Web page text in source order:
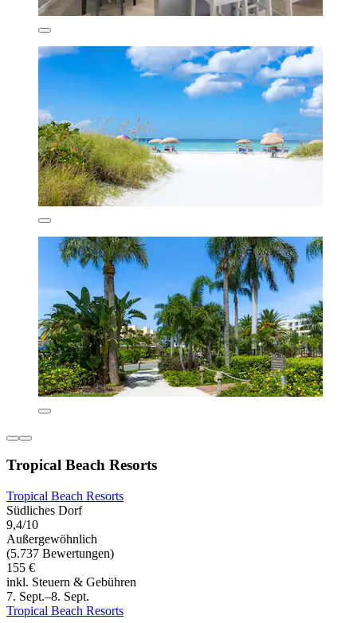
Tropical Beach Resorts
Tropical Beach Resorts
Südliches Dorf
9,4/10
Außergewöhnlich
(5.737 Bewertungen)
155 €
inkl. Steuern & Gebühren
7. Sept.–8. Sept.
Tropical Beach Resorts